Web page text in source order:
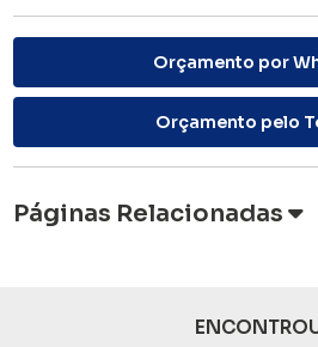
Orçamento por
Orçamento pelo
Páginas Relacionadas